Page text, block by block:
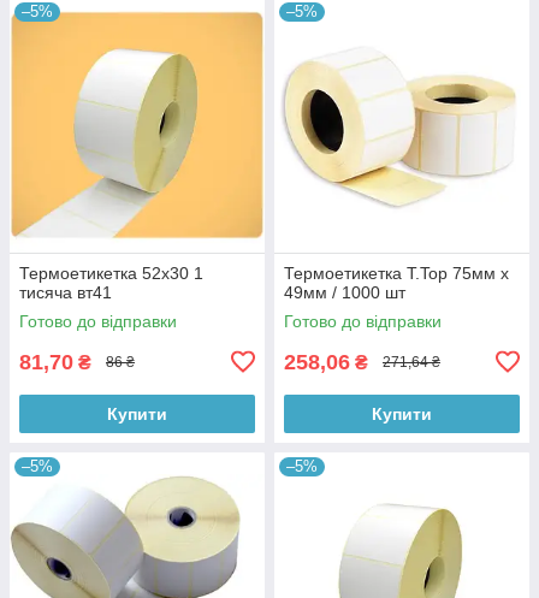
–5%
Термоетикетка 52x30 1
тисяча вт41
Готово до відправки
81,70 ₴ 86 ₴
Купити
–5%
Термоетикетка T.Top 75мм х
49мм / 1000 шт
Готово до відправки
258,06 ₴ 271,64 ₴
Купити
–5% –5%